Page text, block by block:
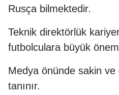
Rusça bilmektedir.
Teknik direktörlük
futbolculara büyük
Medya önünde sakin ve
tanınır.